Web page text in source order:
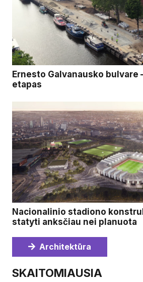
Ernesto Galvanausko bulvare
etapas
Nacionalinio stadiono
statyti anksčiau nei planuota
Architektūra
SKAITOMIAUSIA